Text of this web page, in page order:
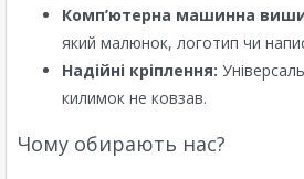
Комп’ютерна машинна
який малюнок, логотип чи
Надійні кріплення:
килимок не ковзав.
Чому обирають нас?